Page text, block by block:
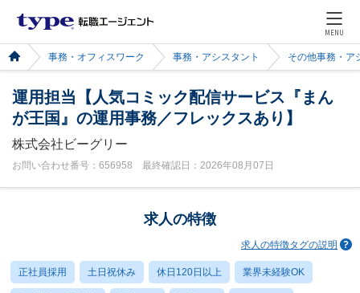
MENU
事務・オフィスワーク 事務・アシスタント その他事務・ア
運用担当【人気コミック配信サービス『まん
が王国』の運用事務／フレックスあり】
株式会社ビーグリー
お問い合わせ番号：656958 最終確認日：2026年08月07日
求人の特徴
求人の特徴タグの説明
正社員採用 土日祝休み 休日120日以上 業界未経験OK